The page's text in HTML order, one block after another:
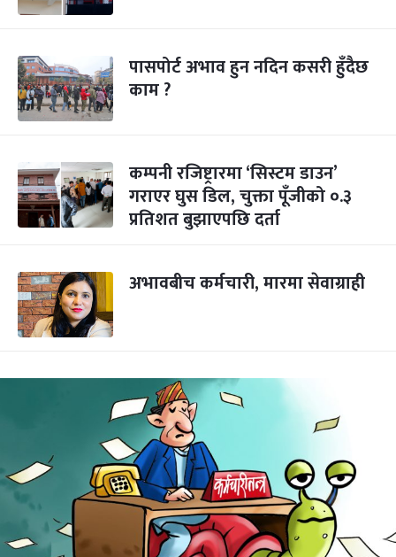
पासपोर्ट अभाव हुन नदिन कसरी हुँदैछ
काम ?
कम्पनी रजिष्ट्रारमा ‘सिस्टम डाउन’
गराएर घुस डिल, चुक्ता पूँजीको ०.३
प्रतिशत बुझाएपछि दर्ता
अभावबीच कर्मचारी, मारमा सेवाग्राही